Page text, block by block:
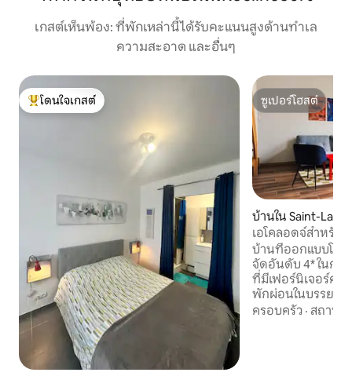
เกสต์เห็นพ้อง: ที่พักเหล่านี้ได้รับคะแนนสูงด้านทำเล
ความสะอาด และอื่นๆ
โดนใจเกสต์ที่สุด
โดนใจเกสต์
ซูเปอร์โฮสต์
ซูเปอร์โฮสต์
บ้านใน Saint-
เอโคลอดจ์สำหรับ
แวร์แลง
บ้านที่ออกแบบโด
จัดอันดับ 4* ในกา
ที่มีเฟอร์นิเจอร์คร
พักผ่อนในบรรยาก
ชอุ่มใกล้กับอาร์รัส ที่พักตั้งอยู่ในซอยตัน
ครอบครัว · สถานที่